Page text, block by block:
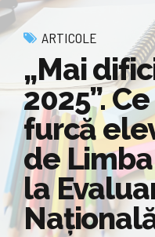
ARTICOLE
„Mai
2025”.
furcă
de
la